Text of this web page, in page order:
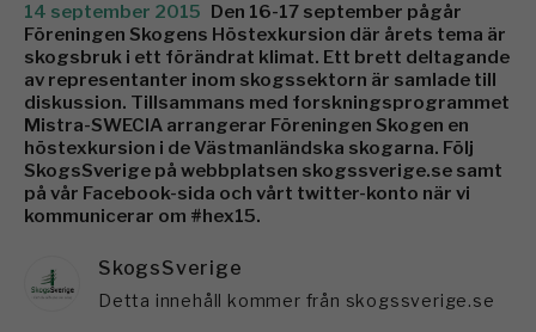
14 september 2015 Den 16-17 september pågår
Föreningen Skogens Höstexkursion där årets tema är
skogsbruk i ett förändrat klimat. Ett brett deltagande
av representanter inom skogssektorn är samlade till
diskussion. Tillsammans med forskningsprogrammet
Mistra-SWECIA arrangerar Föreningen Skogen en
höstexkursion i de Västmanländska skogarna. Följ
SkogsSverige på webbplatsen skogssverige.se samt
på vår Facebook-sida och vårt twitter-konto när vi
kommunicerar om #hex15.
SkogsSverige
Detta innehåll kommer från skogssverige.se